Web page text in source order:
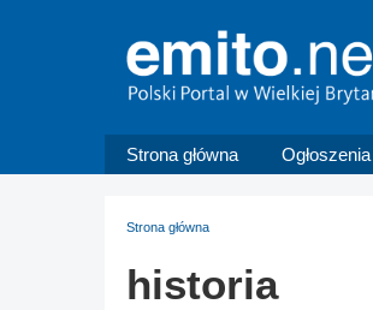
Strona główna Ogłoszenia
Strona główna
historia